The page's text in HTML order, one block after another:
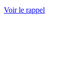
Voir le rappel